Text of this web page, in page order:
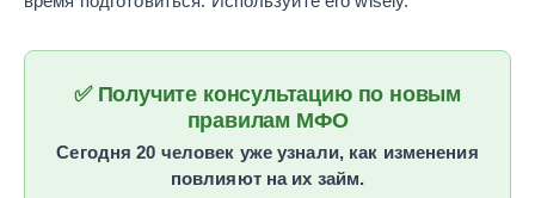
✅ Получите консультацию по новым
правилам МФО
Сегодня 20 человек уже узнали, как изменения
повлияют на их займ.